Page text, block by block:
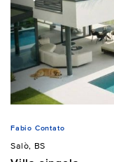
Fabio Contato
Salò, BS